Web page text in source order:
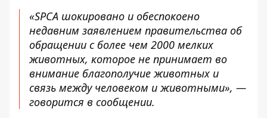
«SPCA шокировано и обеспокоено
недавним заявлением правительства об
обращении с более чем 2000 мелких
животных, которое не принимает во
внимание благополучие животных и
связь между человеком и животными», —
говорится в сообщении.